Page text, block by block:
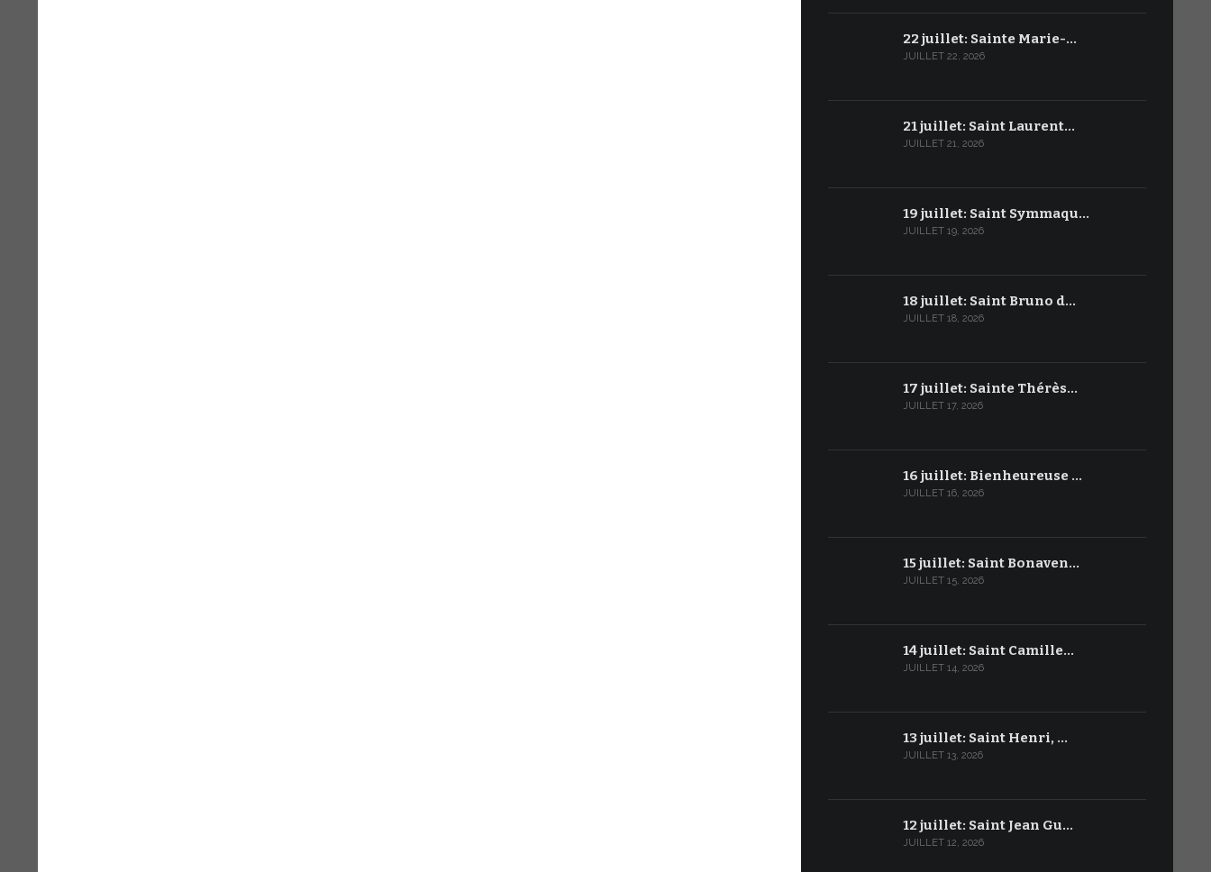
22 juillet: Sainte Marie-…
JUILLET 22, 2026
21 juillet: Saint Laurent…
JUILLET 21, 2026
19 juillet: Saint Symmaqu…
JUILLET 19, 2026
18 juillet: Saint Bruno d…
JUILLET 18, 2026
17 juillet: Sainte Thérès…
JUILLET 17, 2026
16 juillet: Bienheureuse …
JUILLET 16, 2026
15 juillet: Saint Bonaven…
JUILLET 15, 2026
14 juillet: Saint Camille…
JUILLET 14, 2026
13 juillet: Saint Henri, …
JUILLET 13, 2026
12 juillet: Saint Jean Gu…
JUILLET 12, 2026